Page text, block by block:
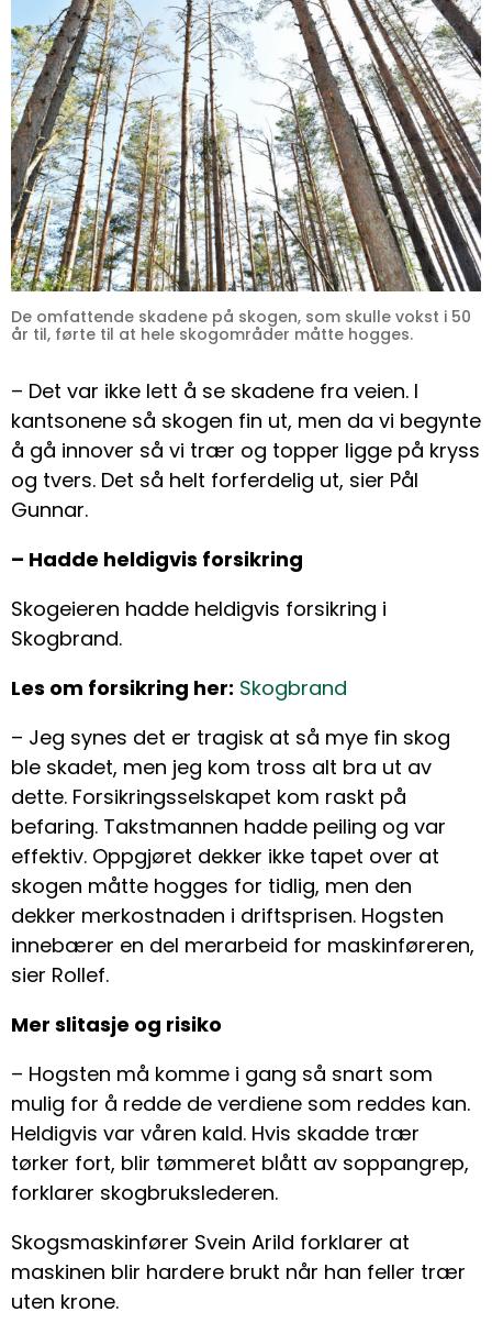
De omfattende skadene på skogen, som skulle vokst i 50
år til, førte til at hele skogområder måtte hogges.
– Det var ikke lett å se skadene fra veien. I
kantsonene så skogen fin ut, men da vi begynte
å gå innover så vi trær og topper ligge på kryss
og tvers. Det så helt forferdelig ut, sier Pål
Gunnar.
– Hadde heldigvis forsikring
Skogeieren hadde heldigvis forsikring i
Skogbrand.
Les om forsikring her: Skogbrand
– Jeg synes det er tragisk at så mye fin skog
ble skadet, men jeg kom tross alt bra ut av
dette. Forsikringsselskapet kom raskt på
befaring. Takstmannen hadde peiling og var
effektiv. Oppgjøret dekker ikke tapet over at
skogen måtte hogges for tidlig, men den
dekker merkostnaden i driftsprisen. Hogsten
innebærer en del merarbeid for maskinføreren,
sier Rollef.
Mer slitasje og risiko
– Hogsten må komme i gang så snart som
mulig for å redde de verdiene som reddes kan.
Heldigvis var våren kald. Hvis skadde trær
tørker fort, blir tømmeret blått av soppangrep,
forklarer skogbrukslederen.
Skogsmaskinfører Svein Arild forklarer at
maskinen blir hardere brukt når han feller trær
uten krone.